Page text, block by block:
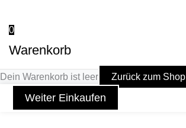
0
Warenkorb
Dein Warenkorb ist leer Zurück zum Shop
Weiter Einkaufen